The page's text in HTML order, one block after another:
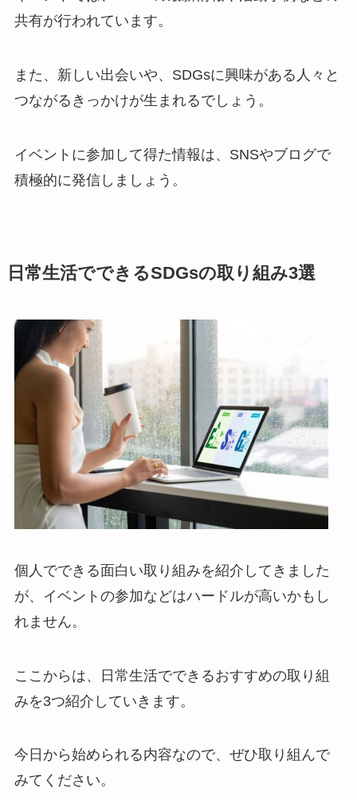
共有が行われています。
また、新しい出会いや、SDGsに興味がある人々と
つながるきっかけが生まれるでしょう。
イベントに参加して得た情報は、SNSやブログで
積極的に発信しましょう。
日常生活でできるSDGsの取り組み3選
個人でできる面白い取り組みを紹介してきました
が、イベントの参加などはハードルが高いかもし
れません。
ここからは、日常生活でできるおすすめの取り組
みを3つ紹介していきます。
今日から始められる内容なので、ぜひ取り組んで
みてください。